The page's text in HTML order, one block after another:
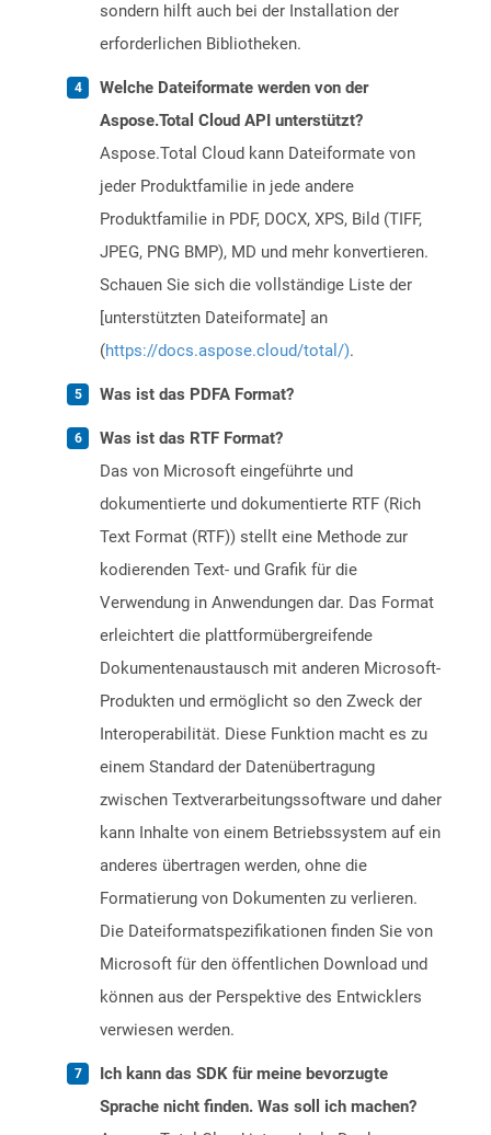
sondern hilft auch bei der Installation der
erforderlichen Bibliotheken.
Welche Dateiformate werden von der
Aspose.Total Cloud API unterstützt?
Aspose.Total Cloud kann Dateiformate von
jeder Produktfamilie in jede andere
Produktfamilie in PDF, DOCX, XPS, Bild (TIFF,
JPEG, PNG BMP), MD und mehr konvertieren.
Schauen Sie sich die vollständige Liste der
[unterstützten Dateiformate] an
(https://docs.aspose.cloud/total/).
Was ist das PDFA Format?
Was ist das RTF Format?
Das von Microsoft eingeführte und
dokumentierte und dokumentierte RTF (Rich
Text Format (RTF)) stellt eine Methode zur
kodierenden Text- und Grafik für die
Verwendung in Anwendungen dar. Das Format
erleichtert die plattformübergreifende
Dokumentenaustausch mit anderen Microsoft-
Produkten und ermöglicht so den Zweck der
Interoperabilität. Diese Funktion macht es zu
einem Standard der Datenübertragung
zwischen Textverarbeitungssoftware und daher
kann Inhalte von einem Betriebssystem auf ein
anderes übertragen werden, ohne die
Formatierung von Dokumenten zu verlieren.
Die Dateiformatspezifikationen finden Sie von
Microsoft für den öffentlichen Download und
können aus der Perspektive des Entwicklers
verwiesen werden.
Ich kann das SDK für meine bevorzugte
Sprache nicht finden. Was soll ich machen?